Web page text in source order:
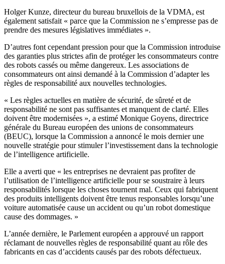
Holger Kunze, directeur du bureau bruxellois de la VDMA, est
également satisfait « parce que la Commission ne s’empresse pas de
prendre des mesures législatives immédiates ».
D’autres font cependant pression pour que la Commission introduise
des garanties plus strictes afin de protéger les consommateurs contre
des robots cassés ou même dangereux. Les associations de
consommateurs ont ainsi demandé à la Commission d’adapter les
règles de responsabilité aux nouvelles technologies.
« Les règles actuelles en matière de sécurité, de sûreté et de
responsabilité ne sont pas suffisantes et manquent de clarté. Elles
doivent être modernisées », a estimé Monique Goyens, directrice
générale du Bureau européen des unions de consommateurs
(BEUC), lorsque la Commission a annoncé le mois dernier une
nouvelle stratégie pour stimuler l’investissement dans la technologie
de l’intelligence artificielle.
Elle a averti que « les entreprises ne devraient pas profiter de
l’utilisation de l’intelligence artificielle pour se soustraire à leurs
responsabilités lorsque les choses tournent mal. Ceux qui fabriquent
des produits intelligents doivent être tenus responsables lorsqu’une
voiture automatisée cause un accident ou qu’un robot domestique
cause des dommages. »
L’année dernière, le Parlement européen a approuvé un rapport
réclamant de nouvelles règles de responsabilité quant au rôle des
fabricants en cas d’accidents causés par des robots défectueux.